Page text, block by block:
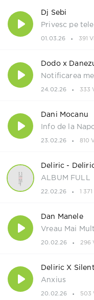
Dj Sebi
Privesc pe
01.03.26 391
Dodo x
Notificarea
24.02.26 333
Dani Mocanu
Info de la
23.02.26 810
Deliric -
ALBUM FULL
22.02.26 1
Dan Manele
Vreau Mai Mult
20.02.26 296
Deliric X
Anxius
20.02.26 503